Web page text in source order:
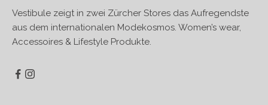
Vestibule zeigt in zwei Zürcher Stores das Aufregendste
aus dem internationalen Modekosmos. Women’s wear,
Accessoires & Lifestyle Produkte.